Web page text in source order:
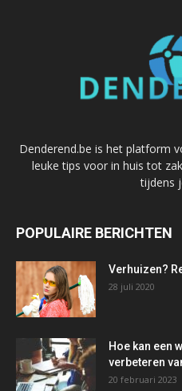
Denderend.be is het platform
leuke tips voor in huis tot
tijdens
POPULAIRE BERICHTEN
Verhuizen?
28 juli 2020
Hoe kan een
verbeteren
20 februari 2023